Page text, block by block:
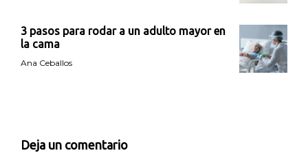
3 pasos para rodar a un adulto mayor en
la cama
Ana Ceballos
Deja un comentario